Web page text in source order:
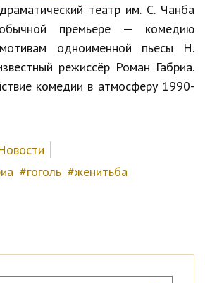
театр им. С. Чанба
премьере — комедию
одноименной пьесы Н.
режиссёр Роман Габриа.
комедии в атмосферу 1990-
гоголь
женитьба